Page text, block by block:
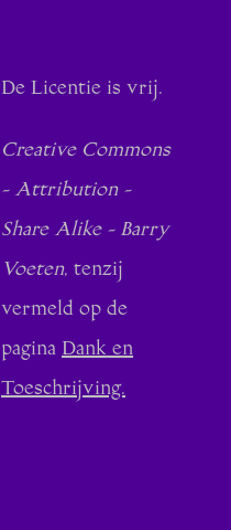
De Licentie is vrij.
Creative Commons
- Attribution -
Share Alike - Barry
Voeten, tenzij
vermeld op de
pagina Dank en
Toeschrijving.